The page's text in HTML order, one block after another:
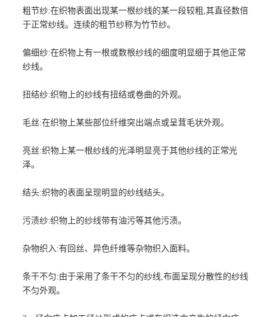
粗节纱:在织物表面出现某一根纱线的某一段较粗,其直径数倍
于正常纱线。连续的粗节纱称为竹节纱。
偏细纱:在织物上有一根或数根纱线的细度明显细于其他正常
纱线。
扭结纱:织物上的纱线有扭结或卷曲的外观。
毛丝:在织物上某些部位纤维突出端点或呈茸毛状外观。
亮丝:织物上某一根纱线的光泽明显亮于其他纱线的正常光
泽。
结头:织物的表面呈现明显的纱线结头。
污渍纱:织物上的纱线带有油污等其他污渍。
杂物织入:有回丝、异色纤维等杂物织入面料。
条干不匀:由于采用了条干不匀的纱线,布面呈现分散性的纱线
不匀外观。